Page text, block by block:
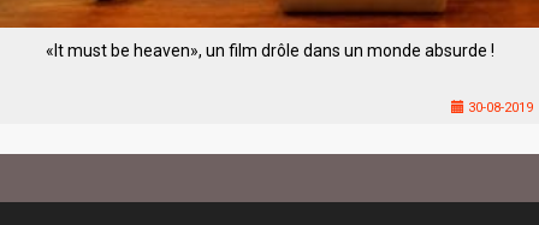
«It must be heaven», un film drôle dans un monde absurde !
30-08-2019